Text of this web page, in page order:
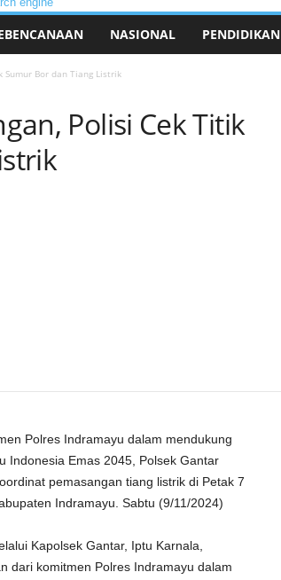
NASIONAL PENDIDIKAN
Sumur Bor dan Tiang Listrik
Polisi Cek Titik
Polres Indramayu dalam mendukung
Indonesia Emas 2045, Polsek Gantar
pemasangan tiang listrik di Petak 7
Indramayu. Sabtu (9/11/2024)
Kapolsek Gantar, Iptu Karnala,
dari komitmen Polres Indramayu dalam